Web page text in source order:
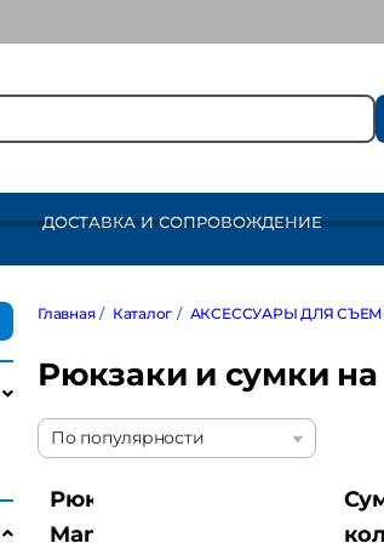
ДОСТАВКА И СОПРОВОЖДЕНИЕ
Главная / Каталог / АКСЕССУАРЫ ДЛЯ
Рюкзаки и сумки на
По популярности
Рюкзак
Manfrotto